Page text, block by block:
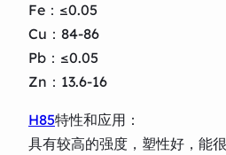
Fe：≤0.05
Cu：84-86
Pb：≤0.05
Zn：13.6-16
H85特性和应用：
具有较高的强度，塑性好，能